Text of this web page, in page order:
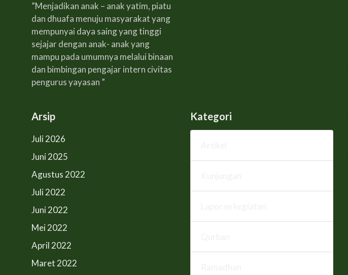
”Menjadikan anak – anak yatim, piatu
dan dhuafa menuju masyarakat yang
mempunyai daya saing yang tinggi
sejajar dengan anak- anak yang
mampu pada umumnya melalui binaan
dan bimbingan pengajar intern civitas
pengurus yayasan ”
Arsip
Juli 2026
Juni 2025
Agustus 2022
Juli 2022
Juni 2022
Mei 2022
April 2022
Maret 2022
Kategori